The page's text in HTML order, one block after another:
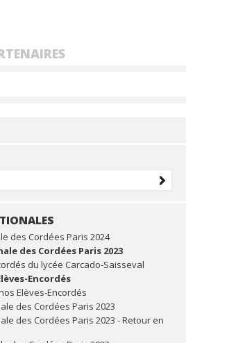
des Cordées Paris 2024
des Cordées Paris 2023
du lycée Carcado-Saisseval
Encordés
Elèves-Encordés
des Cordées Paris 2023
des Cordées Paris 2023 - Retour en